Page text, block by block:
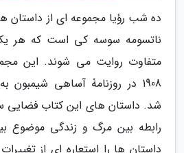
ده شب رؤیا مجموعه ای از داستان
ناتسومه سوسه کی است که هر
متفاوت روایت می شوند. این
1908 در روزنامۀ آساهی
شد. داستان های این کتاب فضایی
رابطه بین مرگ و زندگی موضوع
داستان ها را استعاره ای از